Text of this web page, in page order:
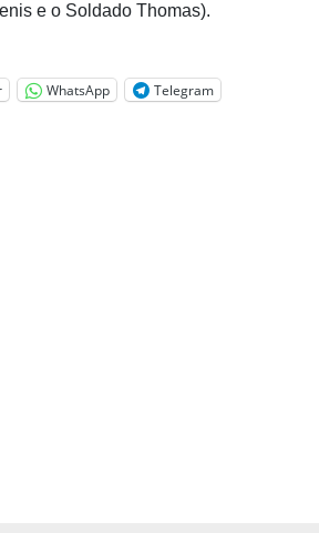
e o Soldado Thomas).
WhatsApp Telegram